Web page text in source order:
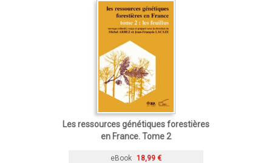
Les ressources génétiques forestières
en France. Tome 2
eBook 18,99 €